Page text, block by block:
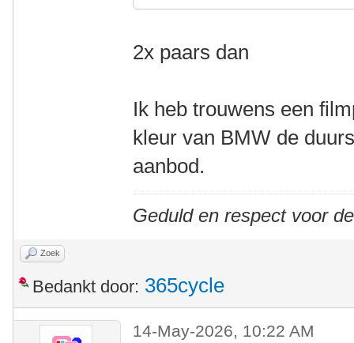
2x paars dan
Ik heb trouwens een
kleur van BMW de
aanbod.
Geduld en respect voor
Zoek
Bedankt door: 365cycle
14-May-2026, 10:22 AM